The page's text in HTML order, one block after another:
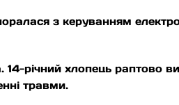
з керуванням
річний хлопець раптово
травми.